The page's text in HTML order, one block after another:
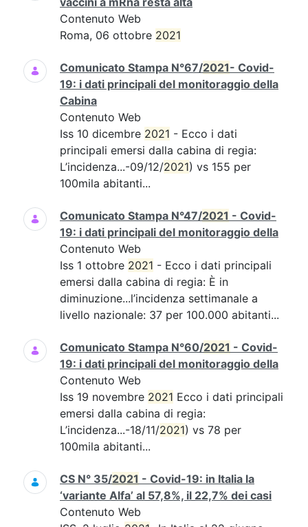
Contenuto Web
Roma, 06 ottobre 2021
Comunicato Stampa N°67/2021- Covid-
19: i dati principali del monitoraggio della
Cabina
Contenuto Web
Iss 10 dicembre 2021 - Ecco i dati
principali emersi dalla cabina di regia:
L’incidenza...-09/12/2021) vs 155 per
100mila abitanti...
Comunicato Stampa N°47/2021 - Covid-
19: i dati principali del monitoraggio della
Contenuto Web
Iss 1 ottobre 2021 - Ecco i dati principali
emersi dalla cabina di regia: È in
diminuzione...l’incidenza settimanale a
livello nazionale: 37 per 100.000 abitanti...
Comunicato Stampa N°60/2021 - Covid-
19: i dati principali del monitoraggio della
Contenuto Web
Iss 19 novembre 2021 Ecco i dati principali
emersi dalla cabina di regia:
L’incidenza...-18/11/2021) vs 78 per
100mila abitanti...
CS N° 35/2021 - Covid-19: in Italia la
‘variante Alfa’ al 57,8%, il 22,7% dei casi
Contenuto Web